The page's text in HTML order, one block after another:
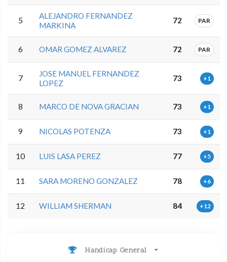
5
ALEJANDRO FERNANDEZ
MARKINA
72 PAR
6 OMAR GOMEZ ALVAREZ 72 PAR
7
JOSE MANUEL FERNANDEZ
LOPEZ
73 +1
8 MARCO DE NOVA GRACIAN 73 +1
9 NICOLAS POTENZA 73 +1
10 LUIS LASA PEREZ 77 +5
11 SARA MORENO GONZALEZ 78 +6
12 WILLIAM SHERMAN 84 +12
Handicap General